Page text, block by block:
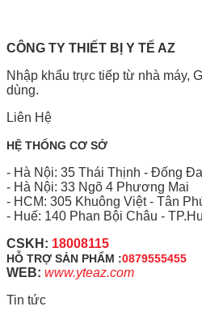
CÔNG TY THIẾT BỊ Y TẾ AZ
Nhập khẩu trực tiếp từ nhà máy,
dùng.
Liên Hệ
HỆ THỐNG CƠ SỞ
- Hà Nội: 35 Thái Thịnh - Đống Đa
- Hà Nội: 33 Ngõ 4 Phương Mai
- HCM: 305 Khuông Việt - Tân
- Huế: 140 Phan Bội Châu -
CSKH: 18008115
HỖ TRỢ SẢN PHẨM :0879555455
WEB: www.yteaz.com
Tin tức